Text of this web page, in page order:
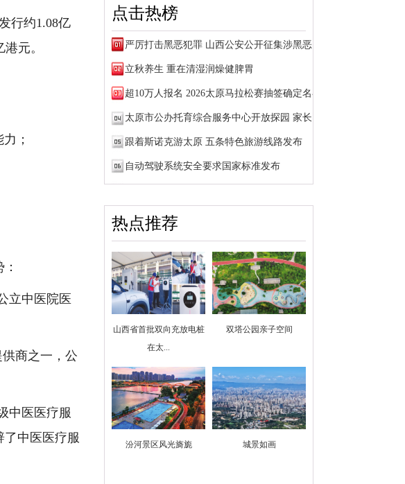
行约1.08亿
元。
；
立中医院医
商之一，公
中医医疗服
中医医疗服
点击热榜
立秋养生 重在清湿润燥健脾胃
超10万人报名 2026太原马拉松赛抽签确定名额
跟着斯诺克游太原 五条特色旅游线路发布
自动驾驶系统安全要求国家标准发布
热点推荐
山西省首批双向充放电桩
在太...
双塔公园亲子空间
汾河景区风光旖旎 城景如画